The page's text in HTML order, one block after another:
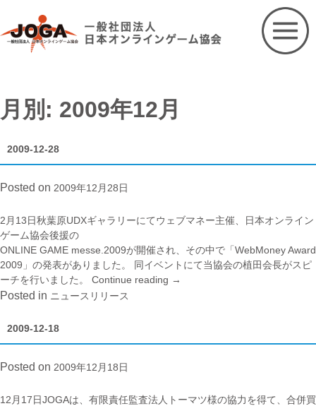
content
月別: 2009年12月
2009-12-28
Posted on 2009年12月28日
2月13日秋葉原UDXギャラリーにてウェブマネー主催、日本オンライン
ゲーム協会後援の
ONLINE GAME messe.2009が開催され、その中で「WebMoney Award
2009」の発表がありました。 同イベントにて当協会の植田会長がスピ
ーチを行いました。 Continue reading “2009-
→
Posted in ニュースリリース
2009-12-18
Posted on 2009年12月18日
12月17日JOGAは、有限責任監査法人トーマツ様の協力を得て、合併買